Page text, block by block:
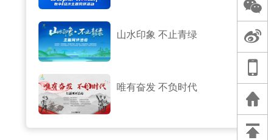
山水印象 不止青绿
唯有奋发 不负时代